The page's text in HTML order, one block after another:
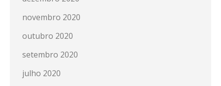
novembro 2020
outubro 2020
setembro 2020
julho 2020